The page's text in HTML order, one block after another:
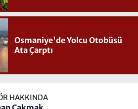
Osmaniye'de Yolcu Otobüsü
Ata Çarptı
HAKKINDA